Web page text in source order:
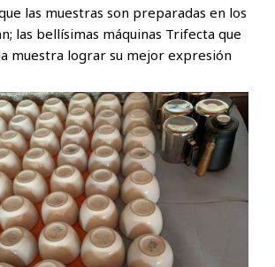
las muestras son preparadas en los
las bellísimas máquinas Trifecta que
muestra lograr su mejor expresión